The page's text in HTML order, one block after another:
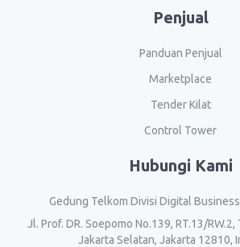
Penjual
Panduan Penjual
Marketplace
Tender Kilat
Control Tower
Hubungi Kami
Gedung Telkom Divisi Digital
Jl. Prof. DR. Soepomo No.139, RT.13/
Jakarta Selatan, Jakarta 12810,